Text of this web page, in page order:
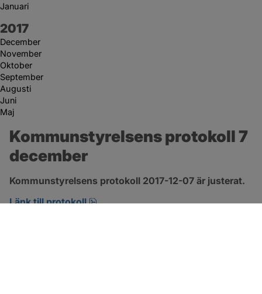
Januari
År:
2017
December
November
Oktober
September
Augusti
Juni
Maj
Kommunstyrelsens protokoll 7
december
Kommunstyrelsens protokoll 2017-12-07 är justerat.
Länk till protokoll
pdf, 123.1 kB, öppnas i nytt fönster.